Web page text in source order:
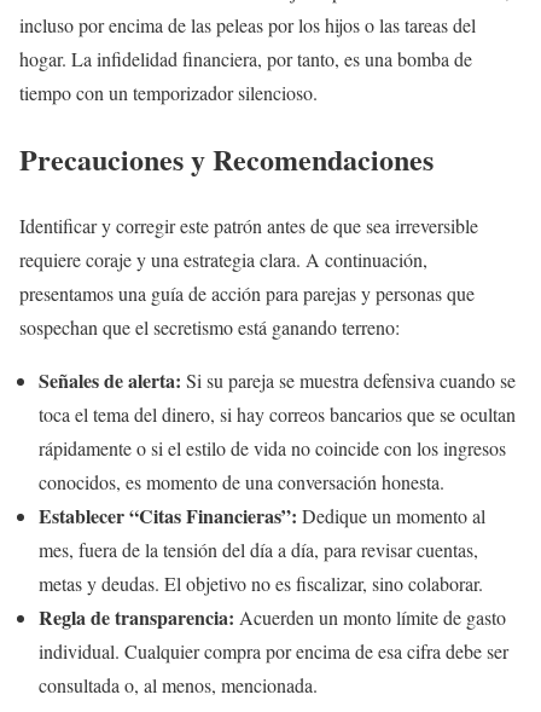
incluso por encima de las peleas por los hijos o las tareas del
hogar. La infidelidad financiera, por tanto, es una bomba de
tiempo con un temporizador silencioso.
Precauciones y Recomendaciones
Identificar y corregir este patrón antes de que sea irreversible
requiere coraje y una estrategia clara. A continuación,
presentamos una guía de acción para parejas y personas que
sospechan que el secretismo está ganando terreno:
Señales de alerta: Si su pareja se muestra defensiva cuando se
toca el tema del dinero, si hay correos bancarios que se ocultan
rápidamente o si el estilo de vida no coincide con los ingresos
conocidos, es momento de una conversación honesta.
Establecer “Citas Financieras”: Dedique un momento al
mes, fuera de la tensión del día a día, para revisar cuentas,
metas y deudas. El objetivo no es fiscalizar, sino colaborar.
Regla de transparencia: Acuerden un monto límite de gasto
individual. Cualquier compra por encima de esa cifra debe ser
consultada o, al menos, mencionada.